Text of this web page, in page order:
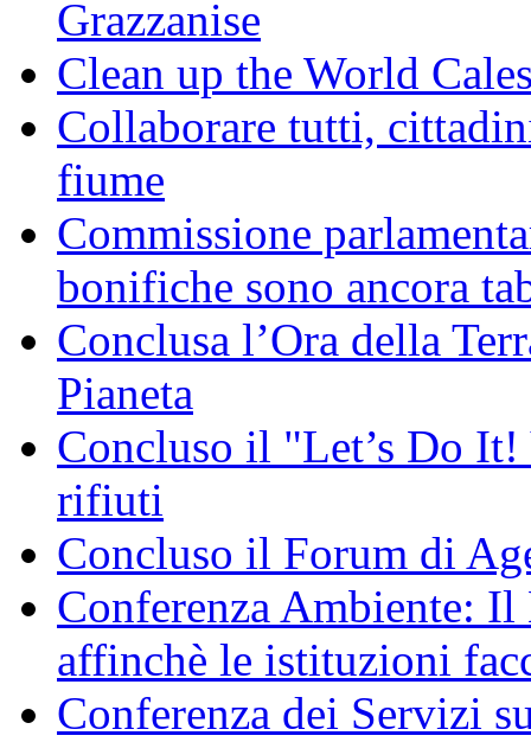
Grazzanise
Clean up the World
Collaborare tutti,
fiume
Commissione
bonifiche sono ancora
Conclusa l’Ora della
Pianeta
Concluso il "Let’s Do
rifiuti
Concluso il Forum di
Conferenza Ambiente:
affinchè le istituzioni
Conferenza dei Servizi